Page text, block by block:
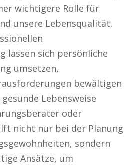
wichtigere Rolle für
unsere Lebensqualität.
lassen sich persönliche
umsetzen,
bewältigen
Lebensweise
oder
nicht nur bei der Planung
sondern
Ansätze, um